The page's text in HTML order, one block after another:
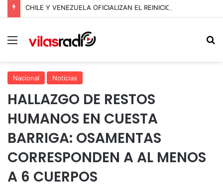
Menú
Nacional Noticias
HALLAZGO DE RESTOS
HUMANOS EN CUESTA
BARRIGA: OSAMENTAS
CORRESPONDEN A AL MENOS
A 6 CUERPOS